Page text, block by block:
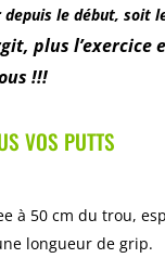
le début, soit
plus l’exercice
!!!
VOS PUTTS
à 50 cm du trou,
longueur de grip.